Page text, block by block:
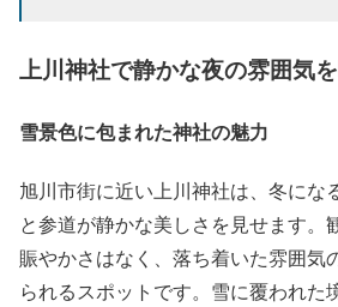
上川神社で静かな夜の雰囲気
雪景色に包まれた神社の魅力
旭川市街に近い上川神社は、冬にな
と参道が静かな美しさを見せます。
賑やかさはなく、落ち着いた雰囲気
られるスポットです。雪に覆われた